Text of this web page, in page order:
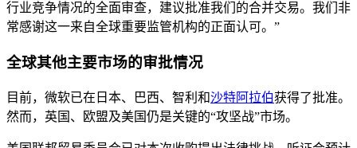
行业竞争情况的全面审查，建议批准我们的合并交易。我们非
常感谢这一来自全球重要监管机构的正面认可。”
全球其他主要市场的审批情况
目前，微软已在日本、巴西、智利和沙特阿拉伯获得了批准。
然而，英国、欧盟及美国仍是关键的“攻坚战”市场。